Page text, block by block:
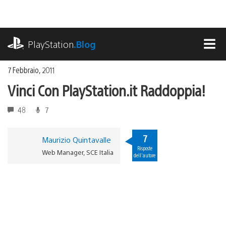
contenuto
PlayStation.Blog
7 Febbraio, 2011
Vinci Con PlayStation.it Raddoppia!
48 7
Maurizio Quintavalle
Web Manager, SCE Italia
7
Risposte
dell'autore